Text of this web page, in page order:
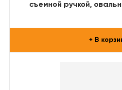
съемной ручкой,
+ В